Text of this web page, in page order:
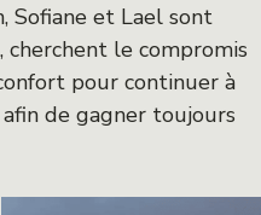
Sofiane et Lael sont
le compromis
pour continuer à
de gagner toujours